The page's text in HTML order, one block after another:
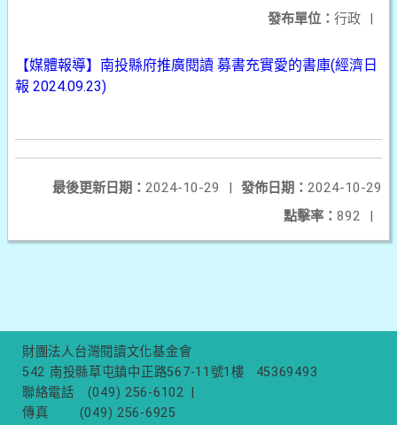
發布單位： 行政 |
【媒體報導】南投縣府推廣閱讀 募書充實愛的書庫(經濟日
報 2024.09.23)
發佈日期： 2024-10-29
最後更新日期： 2024-10-29
|
點擊率： 892 |
財團法人台灣閱讀文化基金會
542 南投縣草屯鎮中正路567-11號1樓
45369493
聯絡電話
(049) 256-6102
傳真
(049) 256-6925